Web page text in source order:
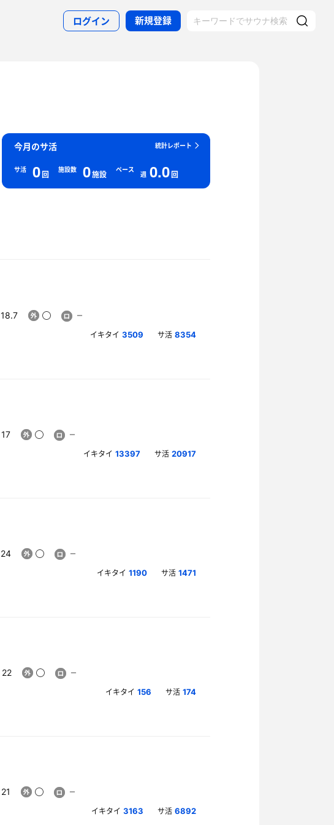
ログイン 新規登録
統計レポート
今月のサ活
サ活 0回 施設数 0施設 ペース
週 0.0回
18.7
イキタイ 3509 サ活 8354
17
イキタイ 13397 サ活 20917
24
イキタイ 1190 サ活 1471
22
イキタイ 156 サ活 174
21
イキタイ 3163 サ活 6892